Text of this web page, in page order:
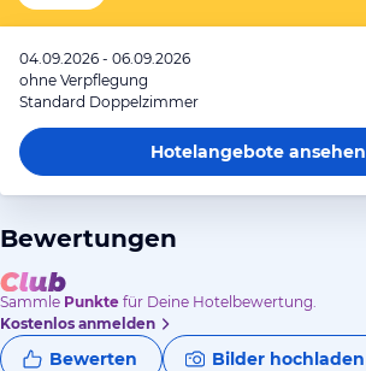
04.09.2026 - 06.09.2026
ohne Verpflegung
Standard Doppelzimmer
Hotelangeboteansehen
Bewertungen
Sammle Punkte für Deine Hotelbewertung.
Kostenlos anmelden
Bewerten Bilder hochladen